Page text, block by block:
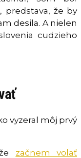
predstava, že by
desila. A nielen
cudzieho
vyzeral môj prvý
začnem volať